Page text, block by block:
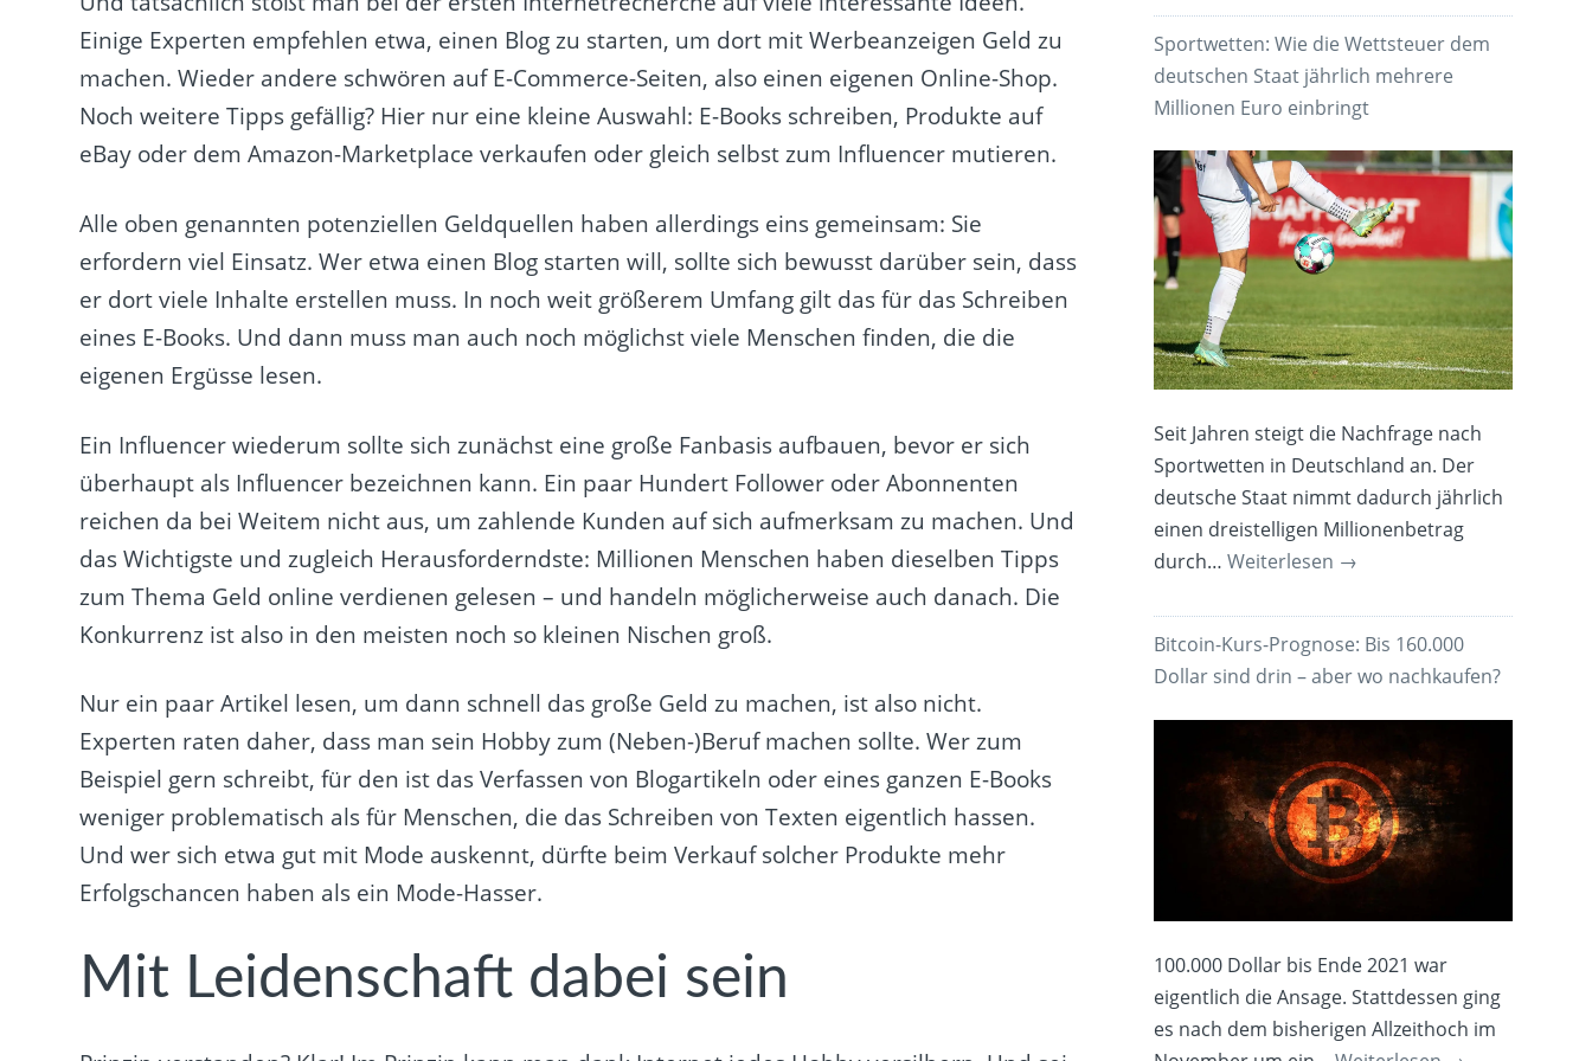
Einige Experten empfehlen etwa, einen Blog zu starten, um dort mit Werbeanzeigen Geld zu
machen. Wieder andere schwören auf E-Commerce-Seiten, also einen eigenen Online-Shop.
Noch weitere Tipps gefällig? Hier nur eine kleine Auswahl: E-Books schreiben, Produkte auf
eBay oder dem Amazon-Marketplace verkaufen oder gleich selbst zum Influencer mutieren.
Alle oben genannten potenziellen Geldquellen haben allerdings eins gemeinsam: Sie
erfordern viel Einsatz. Wer etwa einen Blog starten will, sollte sich bewusst darüber sein, dass
er dort viele Inhalte erstellen muss. In noch weit größerem Umfang gilt das für das Schreiben
eines E-Books. Und dann muss man auch noch möglichst viele Menschen finden, die die
eigenen Ergüsse lesen.
Ein Influencer wiederum sollte sich zunächst eine große Fanbasis aufbauen, bevor er sich
überhaupt als Influencer bezeichnen kann. Ein paar Hundert Follower oder Abonnenten
reichen da bei Weitem nicht aus, um zahlende Kunden auf sich aufmerksam zu machen. Und
das Wichtigste und zugleich Herausforderndste: Millionen Menschen haben dieselben Tipps
zum Thema Geld online verdienen gelesen – und handeln möglicherweise auch danach. Die
Konkurrenz ist also in den meisten noch so kleinen Nischen groß.
Nur ein paar Artikel lesen, um dann schnell das große Geld zu machen, ist also nicht.
Experten raten daher, dass man sein Hobby zum (Neben-)Beruf machen sollte. Wer zum
Beispiel gern schreibt, für den ist das Verfassen von Blogartikeln oder eines ganzen E-Books
weniger problematisch als für Menschen, die das Schreiben von Texten eigentlich hassen.
Und wer sich etwa gut mit Mode auskennt, dürfte beim Verkauf solcher Produkte mehr
Erfolgschancen haben als ein Mode-Hasser.
Mit Leidenschaft dabei sein
Sportwetten: Wie die Wettsteuer dem
deutschen Staat jährlich mehrere
Millionen Euro einbringt
Seit Jahren steigt die Nachfrage nach
Sportwetten in Deutschland an. Der
deutsche Staat nimmt dadurch jährlich
einen dreistelligen Millionenbetrag
durch…Weiterlesen →
Bitcoin-Kurs-Prognose: Bis 160.000
Dollar sind drin – aber wo nachkaufen?
100.000 Dollar bis Ende 2021 war
eigentlich die Ansage. Stattdessen ging
es nach dem bisherigen Allzeithoch im